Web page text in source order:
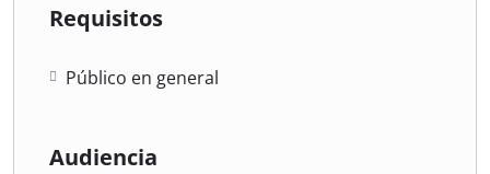
Requisitos
Público en general
Audiencia